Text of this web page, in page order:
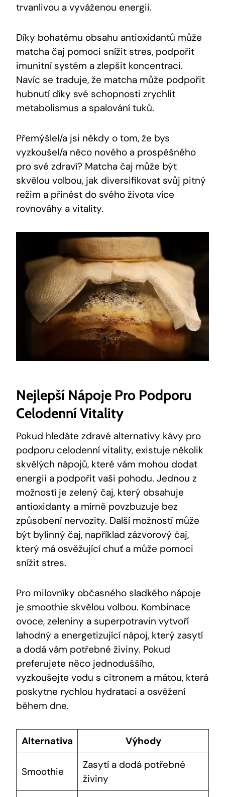
trvanlivou a vyváženou energii.
Díky bohatému obsahu antioxidantů může
matcha čaj pomoci snížit stres, podpořit
imunitní systém a zlepšit koncentraci.
Navíc se traduje, že matcha může podpořit
hubnutí díky své schopnosti zrychlit
metabolismus a spalování tuků.
Přemýšlel/a jsi někdy o tom, že bys
vyzkoušel/a něco nového a prospěšného
pro své zdraví? Matcha čaj může být
skvělou volbou, jak diversifikovat svůj pitný
režim a přinést do svého života více
rovnováhy a vitality.
Nejlepší Nápoje Pro Podporu
Celodenní Vitality
Pokud hledáte zdravé alternativy kávy pro
podporu celodenní vitality, existuje několik
skvělých nápojů, které vám mohou dodat
energii a podpořit vaši pohodu. Jednou z
možností je zelený čaj, který obsahuje
antioxidanty a mírně povzbuzuje bez
způsobení nervozity. Další možností může
být bylinný čaj, například zázvorový čaj,
který má osvěžující chuť a může pomoci
snížit stres.
Pro milovníky občasného sladkého nápoje
je smoothie skvělou volbou. Kombinace
ovoce, zeleniny a superpotravin vytvoří
lahodný a energetizující nápoj, který zasytí
a dodá vám potřebné živiny. Pokud
preferujete něco jednoduššího,
vyzkoušejte vodu s citronem a mátou, která
poskytne rychlou hydrataci a osvěžení
během dne.
Alternativa Výhody
Smoothie
Zasytí a dodá potřebné
živiny